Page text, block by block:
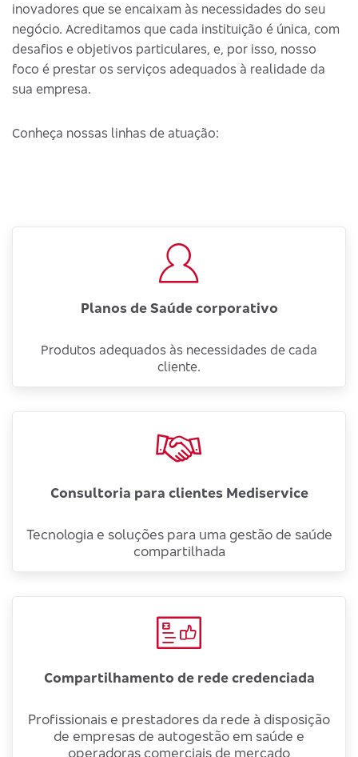
inovadores que se encaixam às necessidades do seu
negócio. Acreditamos que cada instituição é única, com
desafios e objetivos particulares, e, por isso, nosso
foco é prestar os serviços adequados à realidade da
sua empresa.
Conheça nossas linhas de atuação:
Planos de Saúde corporativo
Produtos adequados às necessidades de cada
cliente.
Consultoria para clientes Mediservice
Tecnologia e soluções para uma gestão de saúde
compartilhada
Compartilhamento de rede credenciada
Profissionais e prestadores da rede à disposição
de empresas de autogestão em saúde e
operadoras comerciais de mercado